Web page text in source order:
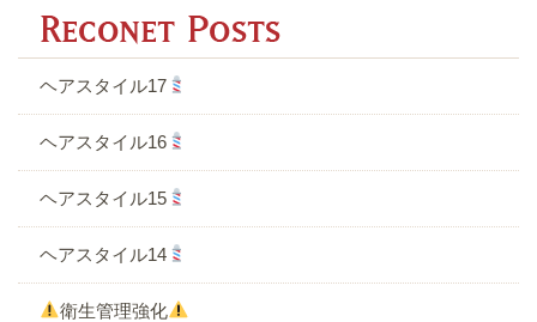
ヘアスタイル17
ヘアスタイル16
ヘアスタイル15
ヘアスタイル14
衛生管理強化